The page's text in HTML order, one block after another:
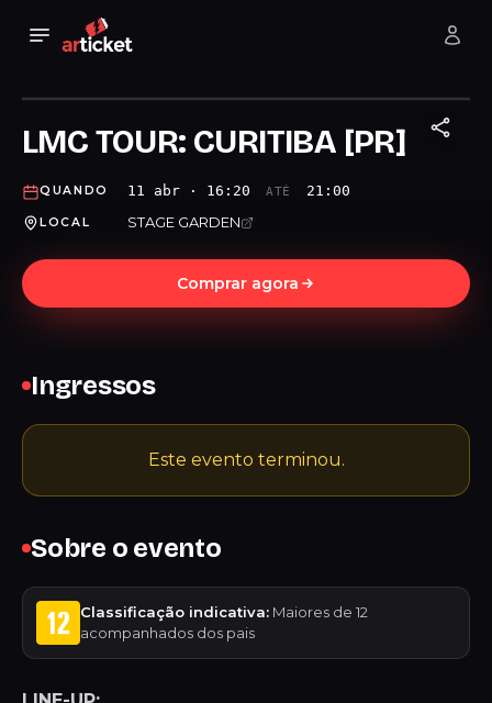
LMC TOUR: CURITIBA [PR]
QUANDO 11 abr · 16:20 ATÉ 21:00
LOCAL STAGE GARDEN
Comprar agora
Sobre o evento
Classificação indicativa: Maiores de 12
acompanhados dos pais
Ingressos
Este evento terminou.